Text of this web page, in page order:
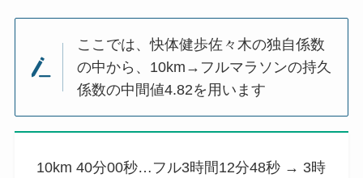
ここでは、快体健歩佐々木の独自係数
の中から、10km→フルマラソンの持久
係数の中間値4.82を用います
10km 40分00秒…フル3時間12分48秒 → 3時